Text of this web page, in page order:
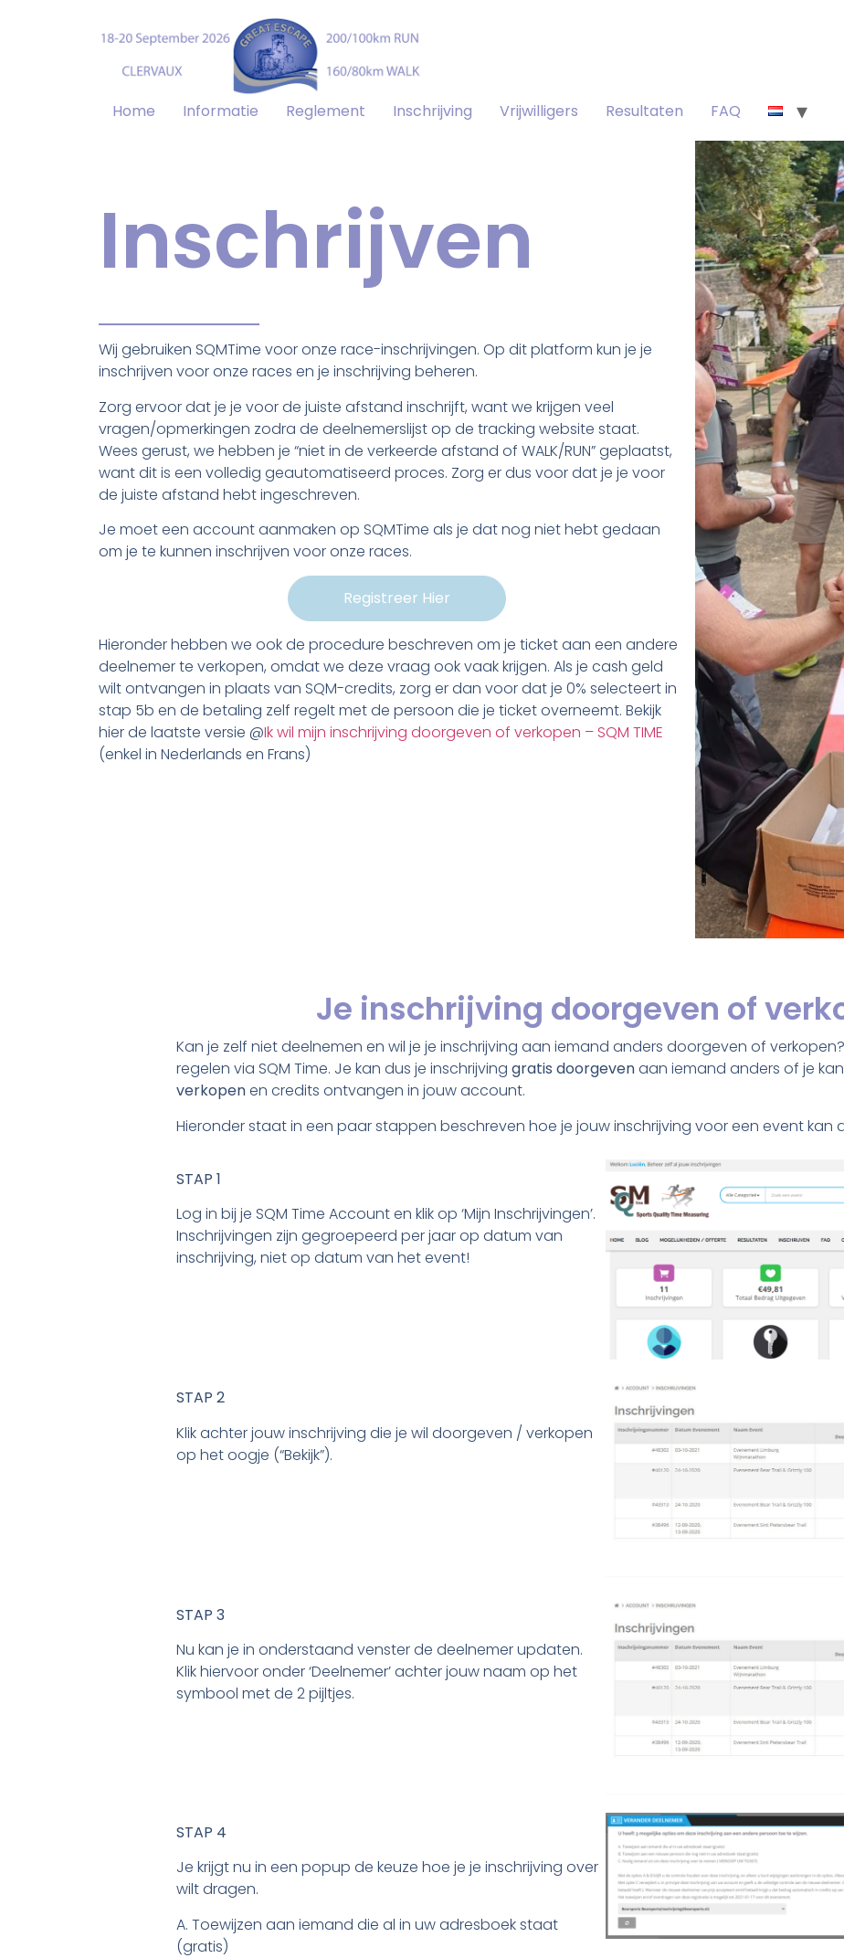
Home Informatie Reglement Inschrijving Vrijwilligers Resultaten FAQ
Inschrijven
Wij gebruiken SQMTime voor onze race-inschrijvingen. Op dit platform kun je je
inschrijven voor onze races en je inschrijving beheren.
Zorg ervoor dat je je voor de juiste afstand inschrijft, want we krijgen veel
vragen/opmerkingen zodra de deelnemerslijst op de tracking website staat.
Wees gerust, we hebben je “niet in de verkeerde afstand of WALK/RUN” geplaatst,
want dit is een volledig geautomatiseerd proces. Zorg er dus voor dat je je voor
de juiste afstand hebt ingeschreven.
Je moet een account aanmaken op SQMTime als je dat nog niet hebt gedaan
om je te kunnen inschrijven voor onze races.
Registreer Hier
Hieronder hebben we ook de procedure beschreven om je ticket aan een andere
deelnemer te verkopen, omdat we deze vraag ook vaak krijgen. Als je cash geld
wilt ontvangen in plaats van SQM-credits, zorg er dan voor dat je 0% selecteert in
stap 5b en de betaling zelf regelt met de persoon die je ticket overneemt. Bekijk
hier de laatste versie @Ik wil mijn inschrijving doorgeven of verkopen – SQM TIME
(enkel in Nederlands en Frans)
Je inschrijving doorgeven of
Kan je zelf niet deelnemen en wil je je inschrijving aan iemand anders doorgeven of
regelen via SQM Time. Je kan dus je inschrijvinggratis doorgevenaan iemand anders of je
verkopenen credits ontvangen in jouw account.
Hieronder staat in een paar stappen beschreven hoe je jouw inschrijving voor een event kan
STAP 1
Log in bij je SQM Time Account en klik op ‘Mijn Inschrijvingen’.
Inschrijvingen zijn gegroepeerd per jaar op datum van
inschrijving, niet op datum van het event!
STAP 2
Klik achter jouw inschrijving die je wil doorgeven / verkopen
op het oogje (“Bekijk”).
STAP 3
Nu kan je in onderstaand venster de deelnemer updaten.
Klik hiervoor onder ‘Deelnemer’ achter jouw naam op het
symbool met de 2 pijltjes.
STAP 4
Je krijgt nu in een popup de keuze hoe je je inschrijving over
wilt dragen.
A. Toewijzen aan iemand die al in uw adresboek staat
(gratis)